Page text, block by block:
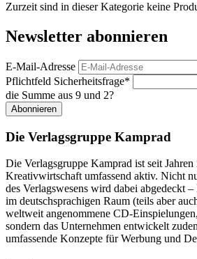
Zurzeit sind in dieser Kategorie keine
Newsletter abonnieren
E-Mail-Adresse
Pflichtfeld Sicherheitsfrage*
die Summe aus 9 und 2?
Abonnieren
Die Verlagsgruppe Kamprad
Die Verlagsgruppe Kamprad ist seit
Kreativwirtschaft umfassend aktiv. Nicht
des Verlagswesens wird dabei abgedeckt
im deutschsprachigen Raum (teils aber
weltweit angenommene CD-
sondern das Unternehmen entwickelt
umfassende Konzepte für Werbung und